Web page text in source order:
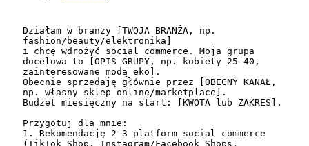
Działam w branży [TWOJA BRANŻA, np.
fashion/beauty/elektronika]
i chcę wdrożyć social commerce. Moja grupa
docelowa to [OPIS GRUPY, np. kobiety 25-40,
zainteresowane modą eko].
Obecnie sprzedaję głównie przez [OBECNY KANAŁ,
np. własny sklep online/marketplace].
Budżet miesięczny na start: [KWOTA lub ZAKRES].
Przygotuj dla mnie:
1. Rekomendację 2-3 platform social commerce
(TikTok Shop, Instagram/Facebook Shops,